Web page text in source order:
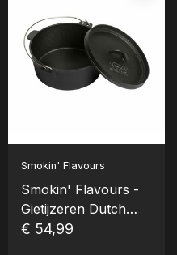
Smokin' Flavours
Smokin' Flavours -
Gietijzeren Dutch
oven Medium - 25
€ 54,99